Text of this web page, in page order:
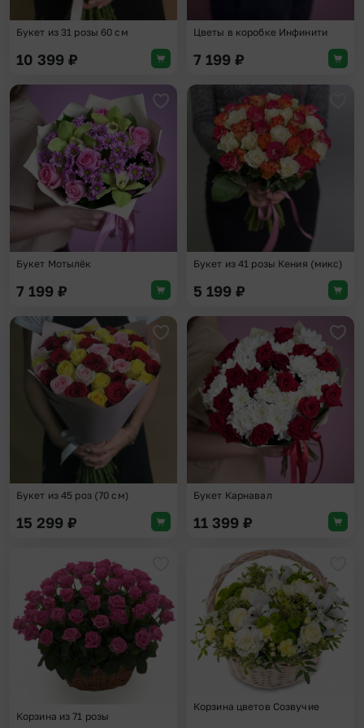
Букет из 31 розы 60 см
10 399 ₽
Цветы в коробке Инфинити
7 199 ₽
Добавить в избранное
Букет Мотылёк
7 199 ₽
Букет из 41 розы Кения (микс)
5 199 ₽
Добавить в избранное
Букет из 45 роз (70 см)
15 299 ₽
Букет Карнавал
11 399 ₽
Добавить в избранное
Корзина из 71 розы
Корзина цветов Созвучие